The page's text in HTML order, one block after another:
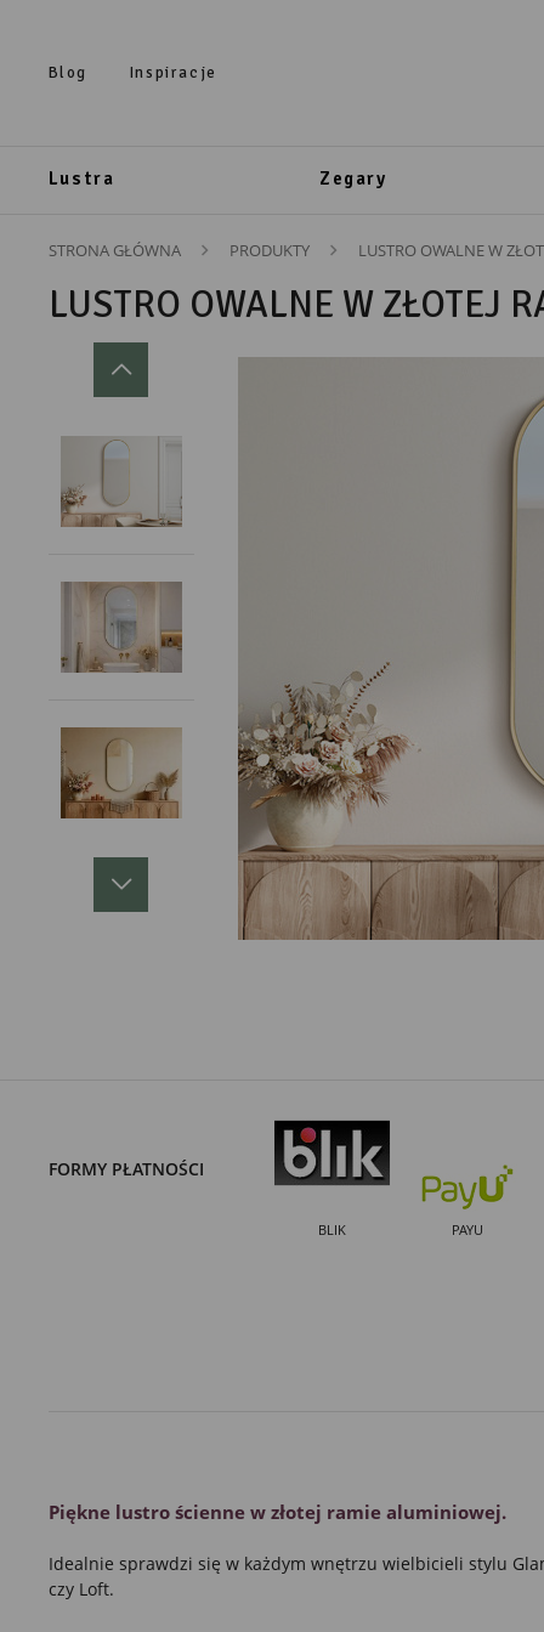
Blog Inspiracje
Lustra Zegary
STRONA GŁÓWNA PRODUKTY LUSTRO OWALNE W
LUSTRO OWALNE W ZŁOTEJ
FORMY PŁATNOŚCI
BLIK PAYU
Pięknelustrościennew złotej ramie aluminiowej.
Idealnie sprawdzi się w każdym wnętrzu wielbicieli stylu
czy Loft.